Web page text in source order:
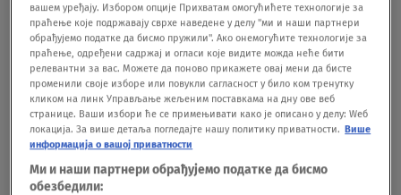
Novak Djokovic just got caught out in the crowd with Rita
Ora 😂😂😂😂pic.twitter.com/m9hLZ7ohfu
— Parody Pablo ⚒️ (@ParodyPabs)October 28, 2023
вашем уређају. Избором опције Прихватам омогућићете технологије за
праћење које подржавају сврхе наведене у делу "ми и наши партнери
обрађујемо податке да бисмо пружили". Ако онемогућите технологије за
праћење, одређени садржај и огласи које видите можда неће бити
релевантни за вас. Можете да поново прикажете овај мени да бисте
променили своје изборе или повукли сагласност у било ком тренутку
кликом на линк Управљање жељеним поставкама на дну ове веб
странице. Ваши избори ће се примењивати како је описано у делу: Wеб
локација. За више детаља погледајте нашу политику приватности. Више
информација о вашој приватности
Ми и наши партнери обрађујемо податке да бисмо
обезбедили: